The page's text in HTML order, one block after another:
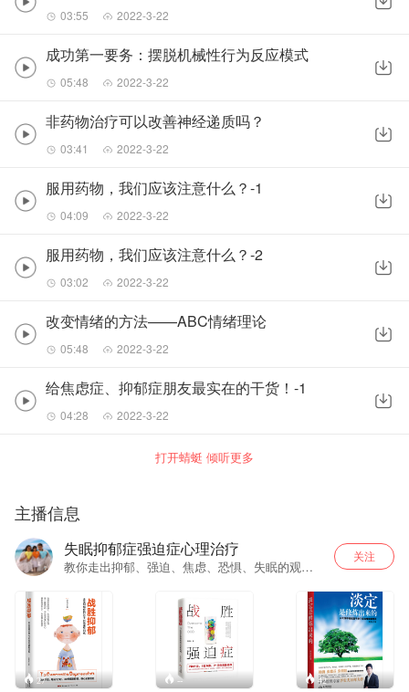
03:55 2022-3-22
成功第一要务：摆脱机械性行为反应模式
05:48 2022-3-22
非药物治疗可以改善神经递质吗？
03:41 2022-3-22
服用药物，我们应该注意什么？-1
04:09 2022-3-22
服用药物，我们应该注意什么？-2
03:02 2022-3-22
改变情绪的方法——ABC情绪理论
05:48 2022-3-22
给焦虑症、抑郁症朋友最实在的干货！-1
04:28 2022-3-22
打开蜻蜓 倾听更多
主播信息
失眠抑郁症强迫症心理治疗
教你走出抑郁、强迫、焦虑、恐惧、失眠的观息
绪，我来解决。
关注
27 -- 42